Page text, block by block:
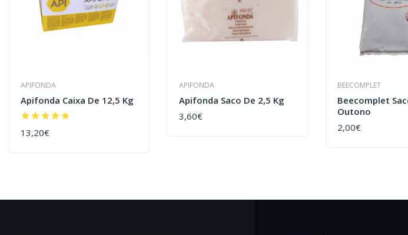
APIFONDA
Apifonda Caixa De 12,5 Kg
13,20€
COMPRAR
APIFONDA
Apifonda Saco De 2,5 Kg
3,60€
COMPRAR
BEECOMPLET
Beecomplet
Outono
2,00€
COMPRAR